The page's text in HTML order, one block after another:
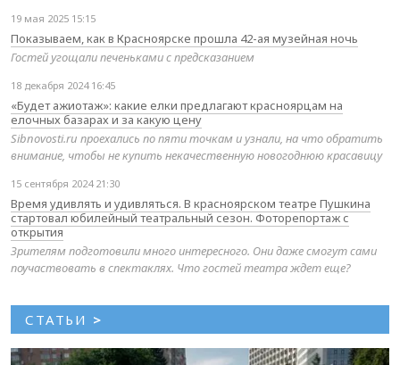
19 мая 2025 15:15
Показываем, как в Красноярске прошла 42-ая музейная ночь
Гостей угощали печеньками с предсказанием
18 декабря 2024 16:45
«Будет ажиотаж»: какие елки предлагают красноярцам на
елочных базарах и за какую цену
Sibnovosti.ru проехались по пяти точкам и узнали, на что обратить
внимание, чтобы не купить некачественную новогоднюю красавицу
15 сентября 2024 21:30
Время удивлять и удивляться. В красноярском театре Пушкина
стартовал юбилейный театральный сезон. Фоторепортаж с
открытия
Зрителям подготовили много интересного. Они даже смогут сами
поучаствовать в спектаклях. Что гостей театра ждет еще?
СТАТЬИ >